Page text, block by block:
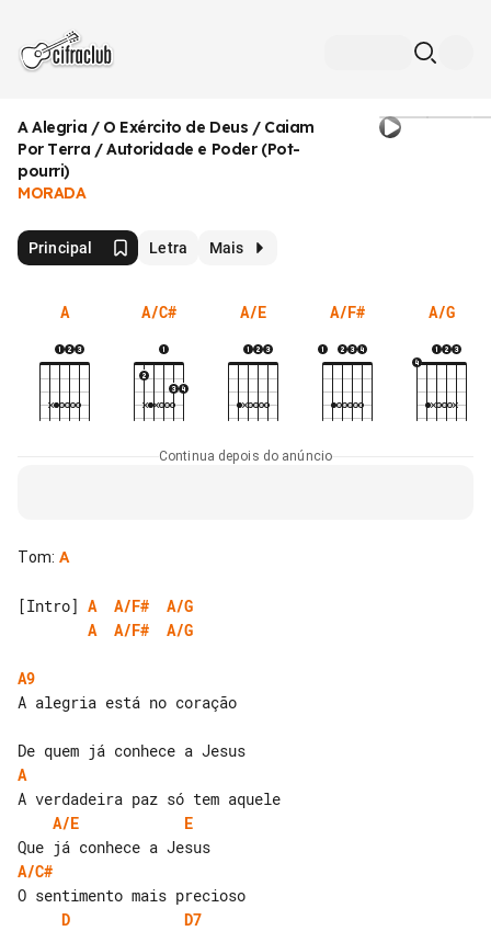
A Alegria / O Exército de Deus / Caiam
Por Terra / Autoridade e Poder (Pot-
pourri)
MORADA
Principal Letra Mais
A A/C# A/E A/F# A/G
Continua depois do anúncio
Tom: A
[Intro] A A/F#
A/G
A
A/F# A/G
A9
A alegria está no coração
A
A/E
E
A/C#
D
D7